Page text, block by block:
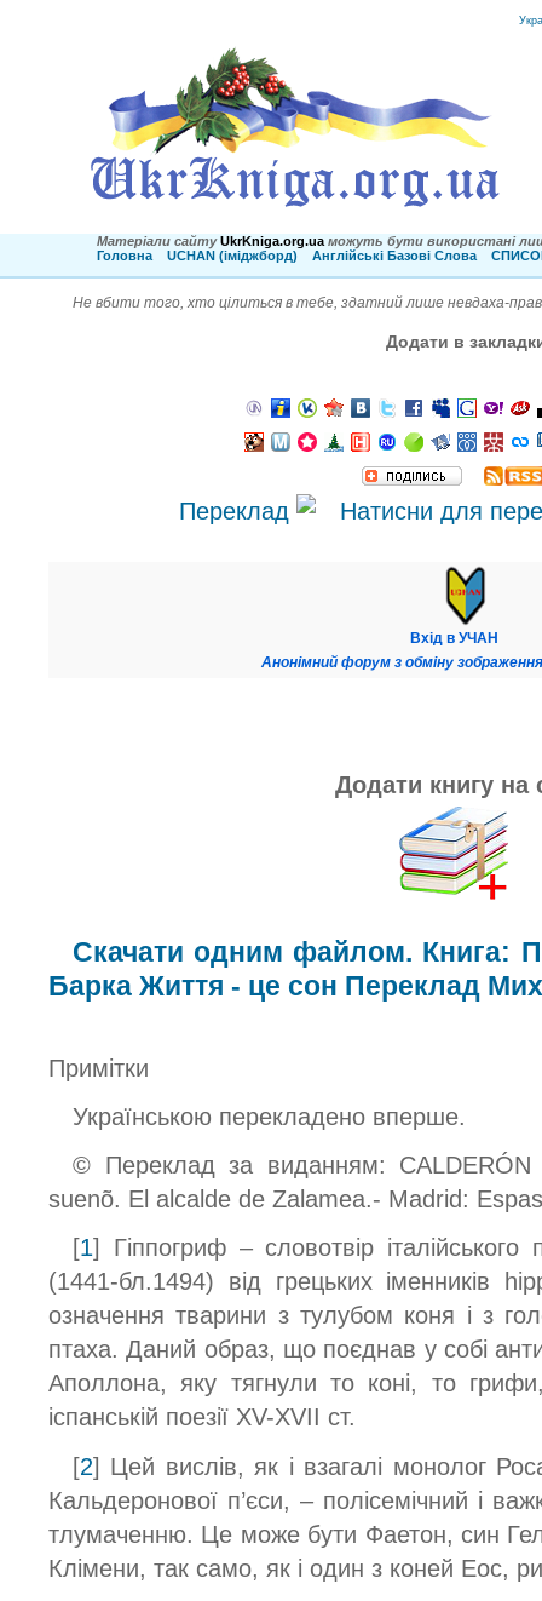
Матеріали сайту UkrKniga.org.ua можуть бути використані
Головна
UCHAN (іміджборд) Англійські Базові Слова
Не вбити того, хто цілиться в тебе, здатний лише невдаха-
Додати в
Переклад
Вхід в УЧАН
Анонімний форум з обміну
Додати книгу на
Скачати одним файлом. Книга:
Барка Життя - це сон Переклад
Примітки
Українською перекладено вперше.
© Переклад за виданням:
suenõ. El alcalde de Zalamea.- Madrid:
[1] Гіппогриф – словотвір
(1441-бл.1494) від грецьких іменників
означення тварини з тулубом коня і з
птаха. Даний образ, що поєднав у собі
Аполлона, яку тягнули то коні, то
іспанській поезії XV-XVII ст.
[2] Цей вислів, як і взагалі монолог
Кальдеронової п’єси, – полісемічний і
тлумаченню. Це може бути Фаетон, син
Клімени, так само, як і один з коней Еос,